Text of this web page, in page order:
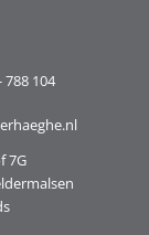
788 104
7G